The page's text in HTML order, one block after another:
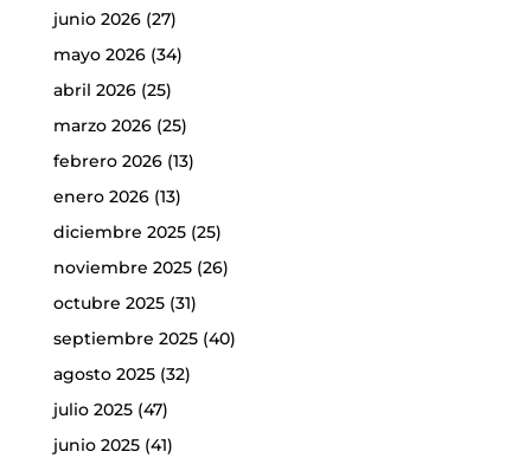
junio 2026(27)
mayo 2026(34)
abril 2026(25)
marzo 2026(25)
febrero 2026(13)
enero 2026(13)
diciembre 2025(25)
noviembre 2025(26)
octubre 2025(31)
septiembre 2025(40)
agosto 2025(32)
julio 2025(47)
junio 2025(41)